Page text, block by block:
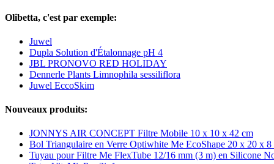
Olibetta, c'est par exemple:
Juwel
Dupla Solution d'Étalonnage pH 4
JBL PRONOVO RED HOLIDAY
Dennerle Plants Limnophila sessiliflora
Juwel EccoSkim
Nouveaux produits:
JONNYS AIR CONCEPT Filtre Mobile 10 x 10 x 42 cm
Bol Triangulaire en Verre Optiwhite Me EcoShape 20 x 20 x 8
Tuyau pour Filtre Me FlexTube 12/16 mm (3 m) en Silicone